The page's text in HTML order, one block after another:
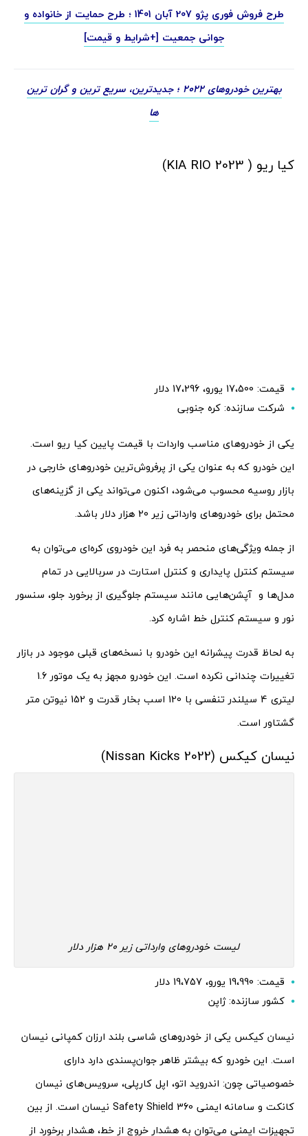
طرح فروش فوری پژو 207 آبان 1401 ؛ طرح حمایت از خانواده و
جوانی جمعیت [+شرایط و قیمت]
بهترین خودروهای 2022 ؛ جدیدترین، سریع ترین و گران ترین
ها
کیا ریو ( KIA RIO 2023)
قیمت: 17،500 یورو، 17،296 دلار
شرکت سازنده: کره جنوبی
یکی از خودروهای مناسب واردات با قیمت پایین کیا ریو است.
این خودرو که به عنوان یکی از پرفروش‌ترین خودروهای خارجی در
بازار روسیه محسوب می‌شود، اکنون می‌تواند یکی از گزینه‌های
محتمل برای خودروهای وارداتی زیر 20 هزار دلار باشد.
از جمله ویژگی‌های منحصر به فرد این خودروی کره‌ای می‌توان به
سیستم کنترل پایداری و کنترل استارت در سربالایی در تمام
مدل‌ها و آپشن‌هایی مانند سیستم جلوگیری از برخورد جلو، سنسور
نور و سیستم کنترل خط اشاره کرد.
به لحاظ قدرت پیشرانه این خودرو با نسخه‌های قبلی موجود در بازار
تغییرات چندانی نکرده است. این خودرو مجهز به یک موتور 1.6
لیتری 4 سیلندر تنفسی با 120 اسب بخار قدرت و 152 نیوتن متر
گشتاور است.
نیسان کیکس (Nissan Kicks 2022)
لیست خودروهای وارداتی زیر 20 هزار دلار
قیمت: 19،990 یورو، 19،757 دلار
کشور سازنده: ژاپن
نیسان کیکس یکی از خودروهای شاسی بلند ارزان کمپانی نیسان
است. این خودرو که بیشتر ظاهر جوان‌پسندی دارد دارای
خصوصیاتی چون: اندروید اتو، اپل کارپلی، سرویس‌های نیسان
کانکت و سامانه ایمنی Safety Shield 360 نیسان است. از بین
تجهیزات ایمنی می­‌توان به هشدار خروج از خط، هشدار برخورد از